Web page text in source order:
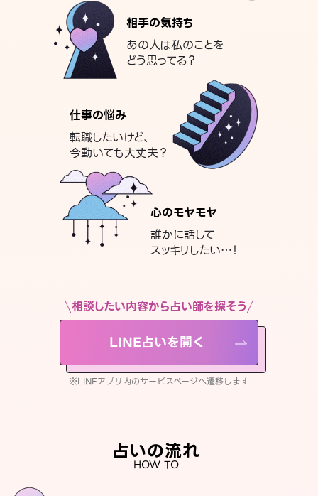
相手の気持ち
あの人は私のことを
どう思ってる？
仕事の悩み
転職したいけど、
今動いても大丈夫？
心のモヤモヤ
誰かに話して
スッキリしたい…！
相談したい内容から占い師を探そう
LINE占いを開く
※LINEアプリ内のサービスページへ遷移します
占いの流れ
HOW TO